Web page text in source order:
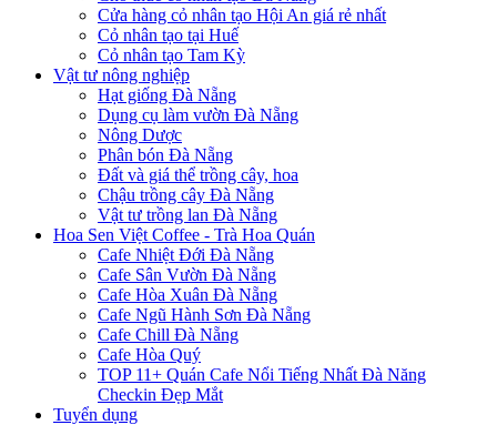
Cửa hàng cỏ nhân tạo Hội An giá rẻ nhất
Cỏ nhân tạo tại Huế
Cỏ nhân tạo Tam Kỳ
Vật tư nông nghiệp
Hạt giống Đà Nẵng
Dụng cụ làm vườn Đà Nẵng
Nông Dược
Phân bón Đà Nẵng
Đất và giá thể trồng cây, hoa
Chậu trồng cây Đà Nẵng
Vật tư trồng lan Đà Nẵng
Hoa Sen Việt Coffee - Trà Hoa Quán
Cafe Nhiệt Đới Đà Nẵng
Cafe Sân Vườn Đà Nẵng
Cafe Hòa Xuân Đà Nẵng
Cafe Ngũ Hành Sơn Đà Nẵng
Cafe Chill Đà Nẵng
Cafe Hòa Quý
TOP 11+ Quán Cafe Nổi Tiếng Nhất Đà Năng
Checkin Đẹp Mắt
Tuyển dụng